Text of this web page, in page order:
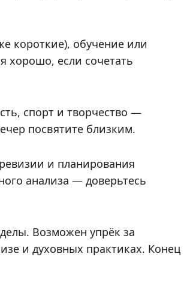
короткие), обучение или
хорошо, если сочетать
спорт и творчество —
посвятите близким.
и планирования
анализа — доверьтесь
Возможен упрёк за
и духовных практиках. Конец